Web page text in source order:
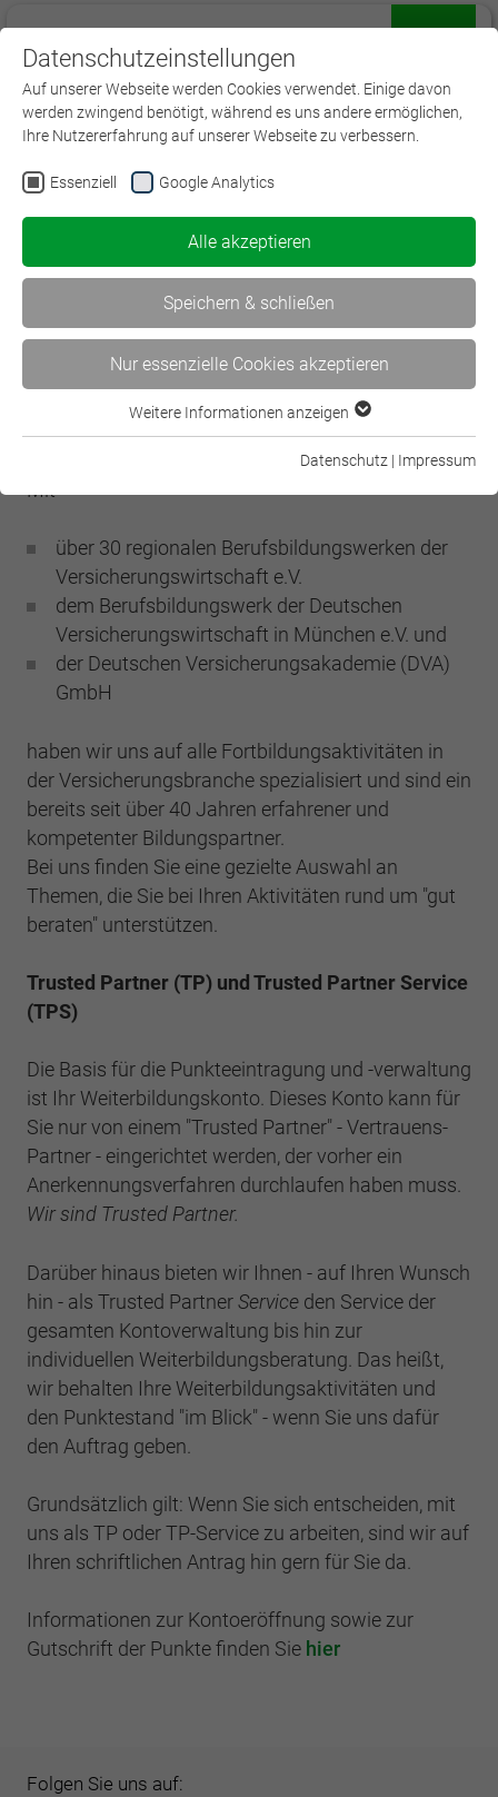
Partner der Initiative "gut beraten"
Das BWV Hannover unterstützt Ihr
Fach- und Beratungskompetenz durch zahlreiche
Angebote, für die Sie sich Weiterbildungspunkte
eintragen lassen können.
Als Mitglied im Bildungsnetzwerk
Versicherungswirtschaft sind wir regional
Ansprechpartner für Ihre Aus- und Weiterbildung.
Mit
über 30 regionalen Berufsbildungswerken der
Versicherungswirtschaft e.V.
dem Berufsbildungswerk der Deutschen
Versicherungswirtschaft in München e.V. und
der Deutschen Versicherungsakademie (DVA)
GmbH
haben wir uns auf alle Fortbildungsaktivitäten in
der Versicherungsbranche spezialisiert und sind ein
bereits seit über 40 Jahren erfahrener und
kompetenter Bildungspartner.
Bei uns finden Sie eine gezielte Auswahl an
Themen, die Sie bei Ihren Aktivitäten rund um "gut
beraten" unterstützen.
Trusted Partner (TP) und Trusted Partner Service
(TPS)
Die Basis für die Punkteeintragung und -verwaltung
ist Ihr Weiterbildungskonto. Dieses Konto kann für
Sie nur von einem "Trusted Partner" - Vertrauens-
Partner - eingerichtet werden, der vorher ein
Anerkennungsverfahren durchlaufen haben muss.
Wir sind Trusted Partner.
Darüber hinaus bieten wir Ihnen - auf Ihren Wunsch
hin - als Trusted PartnerService den Service der
gesamten Kontoverwaltung bis hin zur
individuellen Weiterbildungsberatung. Das heißt,
wir behalten Ihre Weiterbildungsaktivitäten und
den Punktestand "im Blick" - wenn Sie uns dafür
den Auftrag geben.
Grundsätzlich gilt: Wenn Sie sich entscheiden, mit
uns als TP oder TP-Service zu arbeiten, sind wir auf
Ihren schriftlichen Antrag hin gern für Sie da.
Informationen zur Kontoeröffnung sowie zur
Gutschrift der Punkte finden Sie hier
Folgen Sie uns auf:
Datenschutzeinstellungen
Auf unserer Webseite werden Cookies verwendet. Einige davon
werden zwingend benötigt, während es uns andere ermöglichen,
Ihre Nutzererfahrung auf unserer Webseite zu verbessern.
Essenziell Google Analytics
Alle akzeptieren
Speichern & schließen
Nur essenzielle Cookies akzeptieren
Essenzielle Cookies werden für grundlegende Funktionen der
Webseite einwandfrei funktioniert.
Name cookie_optin
Anbieter BWV Hannover
1 Jahr
speichern.
Anbieter BWV Hannover
Laufzeit 1 Jahr
Dieser Wert speichert Ihre Consent-
Einstellungen. Unter anderem eine zufällig
Einstellungen, falls der Webseiten-Betreiber
dies eingestellt hat.
Name fe_typo3_user
Anbieter BWV Hannover
Laufzeit Sitzungsende
Zweck
Speicherung der Benutzer-ID bei
Anmeldung über den Webseiten-Login .
Cookie-Informationen anzeigen
Google Analytics
Name _ga
Laufzeit 2 Jahre
Zweck
Registriert eine eindeutige ID, die verwendet
wird, um statistische Daten dazu, wie der
Besucher die Website nutzt, zu generieren.
Name _ga_#
Anbieter Google Analytics
Zweck
Sammelt Daten dazu, wie oft ein Benutzer
eine Website besucht hat, sowie Daten für
den ersten und letzten Besuch. Von Google
Analytics verwendet.
Anbieter Google Analytics
Laufzeit 1 Tag
Zweck
Registriert eine eindeutige ID, die verwendet
wird, um statistische Daten dazu, wie der
Besucher die Website nutzt, zu generieren.
Cookie-Informationen anzeigen
Weitere Informationen anzeigen
Datenschutz | Impressum